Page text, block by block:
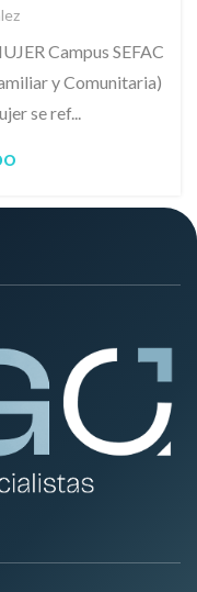
Campus SEFAC
y Comunitaria)
se ref...